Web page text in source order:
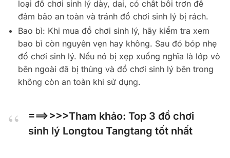
loại đồ chơi sinh lý dày, dai, có chất bôi trơn để
đảm bảo an toàn và tránh đồ chơi sinh lý bị rách.
Bao bì: Khi mua đồ chơi sinh lý, hãy kiểm tra xem
bao bì còn nguyên vẹn hay không. Sau đó bóp nhẹ
đồ chơi sinh lý. Nếu nó bị xẹp xuống nghĩa là lớp vỏ
bên ngoài đã bị thủng và đồ chơi sinh lý bên trong
không còn an toàn khi sử dụng.
===>>>>Tham khảo: Top 3 đồ chơi
sinh lý Longtou Tangtang tốt nhất